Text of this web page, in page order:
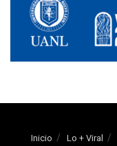
Inicio Lo + Viral